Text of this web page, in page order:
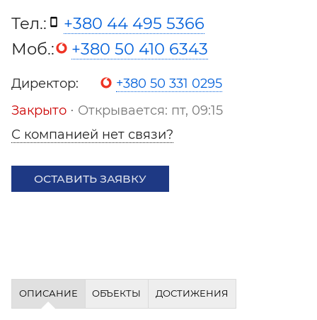
Тел.:
+380 44 495 5366
Моб.:
+380 50 410 6343
Директор:
+380 50 331 0295
Закрыто ⋅ Открывается: пт, 09:15
С компанией нет связи?
ОСТАВИТЬ ЗАЯВКУ
ОПИСАНИЕ ОБЪЕКТЫ ДОСТИЖЕНИЯ